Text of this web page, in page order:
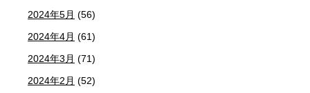
2024年5月 (56)
2024年4月 (61)
2024年3月 (71)
2024年2月 (52)